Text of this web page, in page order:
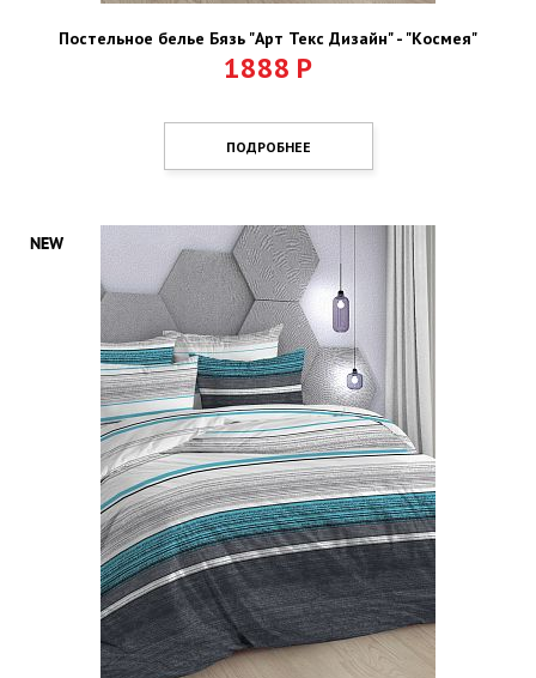
Постельное белье Бязь "Арт Текс Дизайн" - "Космея"
1888 Р
ПОДРОБНЕЕ